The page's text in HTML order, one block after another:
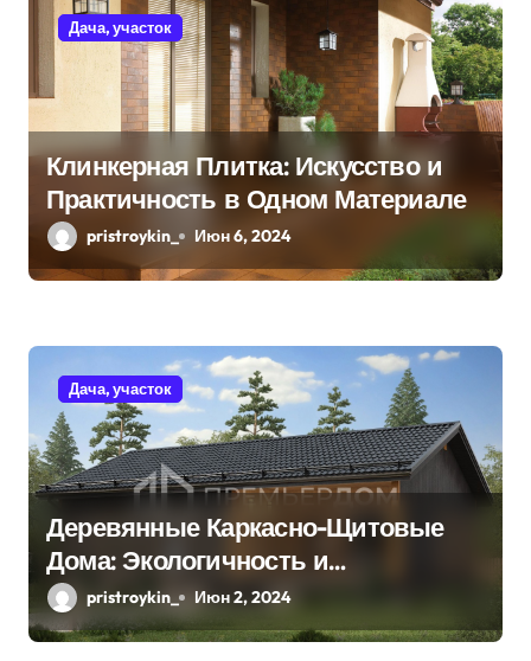
м
Дача, участок
Клинкерная Плитка: Искусство и
Практичность в Одном Материале
pristroykin_ Июн 6, 2024
Дача, участок
Деревянные Каркасно-Щитовые
Дома: Экологичность и
Практичность
pristroykin_ Июн 2, 2024